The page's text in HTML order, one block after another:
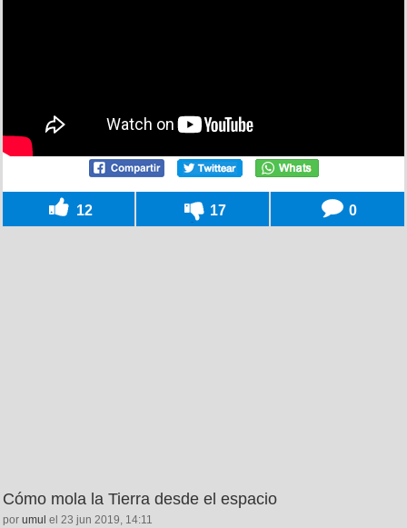
12 17 0
Cómo mola la Tierra desde el espacio
por umul el 23 jun 2019, 14:11